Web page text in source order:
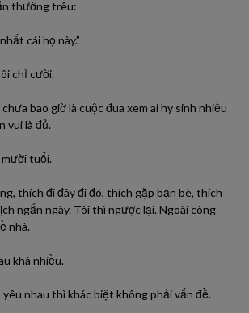
thường trêu:
cái họ này.”
chỉ cười.
bao giờ là cuộc đua xem ai hy sinh nhiều
vui là đủ.
tuổi.
thích đi đây đi đó, thích gặp bạn bè, thích
ngắn ngày. Tôi thì ngược lại. Ngoài công
nhà.
khá nhiều.
nhau thì khác biệt không phải vấn đề.